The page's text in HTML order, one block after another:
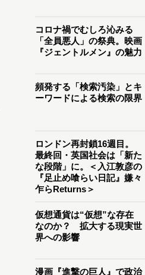
コロナ禍でむしろ沁みる
「全員悪人」の祭典。映画
『ジェントルメン』の魅力
頻発する「検索汚染」とキ
ーワードによる検索の限界
ロンドン再封鎖16週目。
最終回・英国社会は「新た
な段階」に。＜入江敦彦の
『足止め喰らい日記』嫌々
乍らReturns＞
仮想通貨は“仮想”な存在
なのか？ 拡大する現実世
界への影響
漫画『進撃の巨人』で政治